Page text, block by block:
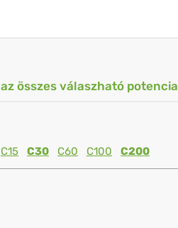
az összes válaszható potencia
C15 C30 C60 C100 C200